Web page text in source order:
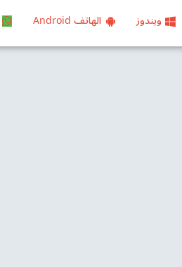
ويندوز الهاتف Android